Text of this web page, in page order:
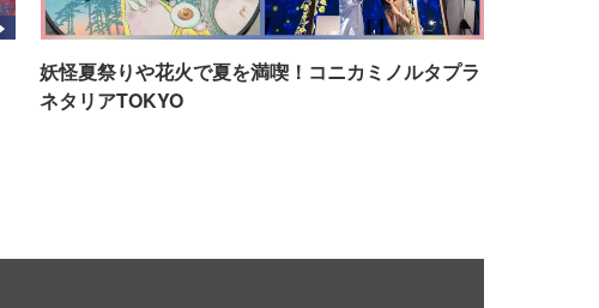
妖怪夏祭りや花火で夏を満喫！コニカミノルタプラ
ネタリアTOKYO